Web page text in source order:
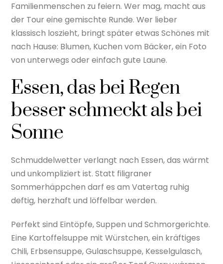
Familienmenschen zu feiern. Wer mag, macht aus
der Tour eine gemischte Runde. Wer lieber
klassisch loszieht, bringt später etwas Schönes mit
nach Hause: Blumen, Kuchen vom Bäcker, ein Foto
von unterwegs oder einfach gute Laune.
Essen, das bei Regen
besser schmeckt als bei
Sonne
Schmuddelwetter verlangt nach Essen, das wärmt
und unkompliziert ist. Statt filigraner
Sommerhäppchen darf es am Vatertag ruhig
deftig, herzhaft und löffelbar werden.
Perfekt sind Eintöpfe, Suppen und Schmorgerichte.
Eine Kartoffelsuppe mit Würstchen, ein kräftiges
Chili, Erbsensuppe, Gulaschsuppe, Kesselgulasch,